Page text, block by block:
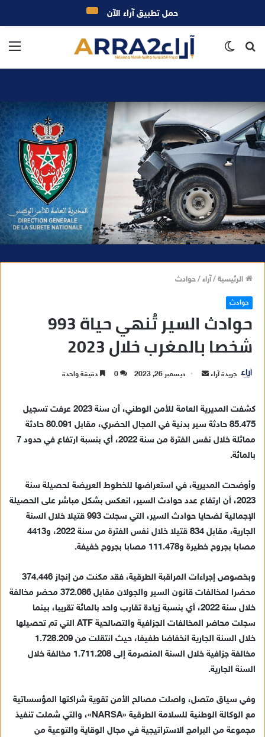
بحث
الرئيسية/آراء/حوادث
حوادث
حوادث السير تُنهي حياة 993
شخصا بالمغرب خلال 2023
جريدة آراء
ر
ا
إ
ل
ك
ت
و
ديسمبر 26, 2023 0 دقيقة واحدة
كشفت المديرية العامة للأمن الوطني، أن سنة 2023 عرفت تسجيل
85.475 حادثة سير بدنية في المجال الحضري، مقابل 80.091 حادثة
مماثلة خلال نفس الفترة من سنة 2022، أي بنسبة ارتفاع في حدود 7
بالمائة.
وأوضحت المديرية، في استعراضها للخطوط العريضة لحصيلة سنة
2023، أن ارتفاع عدد حوادث السير، انعكس بشكل مباشر على الحصيلة
الإجمالية لضحايا حوادث السير، التي سجلت 993 قتيلا خلال السنة
الجارية، مقابل 834 قتيلا خلال نفس الفترة من سنة 2022، و4413
مصابا بجروح خطيرة و111.478 مصابا بجروح خفيفة.
وبخصوص إجراءات المراقبة الطرقية، فقد مكنت من إنجاز 374.446
محضرا لمخالفات قانون السير والجولان مقابل 372.086 محضر مخالفة
خلال سنة 2022، أي بنسبة زيادة تقارب واحد بالمائة تقريبا، بينما
سجلت محاضر المخالفات الجزافية والتصالحية ATF التي تم تحصيلها
خلال السنة الجارية انخفاضا طفيفا، حيث انتقلت من 1.728.209
مخالفة جزافية خلال السنة المنصرمة إلى 1.711.208 مخالفة خلال
السنة الجارية.
وفي سياق متصل، واصلت مصالح الأمن تقوية شراكتها المؤسساتية
مع الوكالة الوطنية للسلامة الطرقية «NARSA»، والتي شملت تنفيذ
مجموعة من البرامج الاستراتيجية في مجال الوقاية والتوعية من
حمل تطبيق آراء الآن